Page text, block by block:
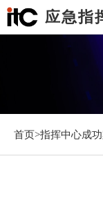
应急指
首页>指挥中心成功